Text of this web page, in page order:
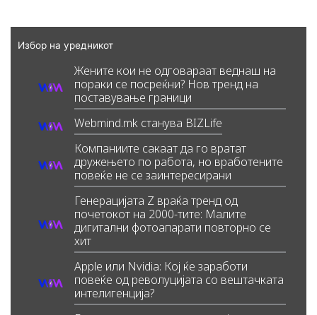
Избор на уредникот
Жените кои не одговараат веднаш на
пораки се посреќни? Нов тренд на
поставување граници
Webmind.mk станува BIZLife
Компаниите сакаат да го вратат
дружењето по работа, но вработените
повеќе не се заинтересирани
Генерацијата Z враќа тренд од
почетокот на 2000-тите: Малите
дигитални фотоапарати повторно се
хит
Apple или Nvidia: Кој ќе заработи
повеќе од револуцијата со вештачката
интелигенција?